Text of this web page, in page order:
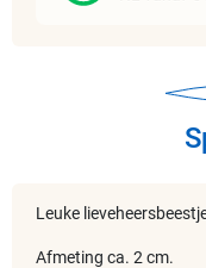
Leuke
Afmeting ca. 2 cm.